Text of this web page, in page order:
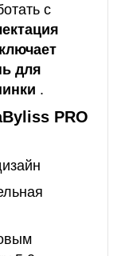
с
для
.
PRO